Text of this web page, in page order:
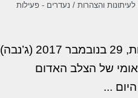
לעיתונות והצהרות / נעדרים - פעילות
הודעה לעיתונות, 29 בנובמבר 2017 (ג’נבה)
של הצלב האדום